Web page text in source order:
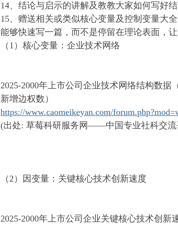
14、结论与启示的讲解及教教大家如何写好
15、赠送相关或类似核心变量及控制变量大
能够快速写一篇，而不是停留在理论表面，
（1）核心变量：企业技术网络
2025-2000年上市公司企业技术网络结构数据
新增边权数）
https://www.caomeikeyan.com/
(出处: 草莓科研服务网——中国专业社科交流
（2）因变量：关键核心技术创新速度
2025-2000年上市公司企业关键核心技术创